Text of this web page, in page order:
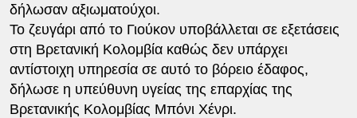
δήλωσαν αξιωματούχοι.
Το ζευγάρι από το Γιούκον υποβάλλεται σε εξετάσεις
στη Βρετανική Κολομβία καθώς δεν υπάρχει
αντίστοιχη υπηρεσία σε αυτό το βόρειο έδαφος,
δήλωσε η υπεύθυνη υγείας της επαρχίας της
Βρετανικής Κολομβίας Μπόνι Χένρι.